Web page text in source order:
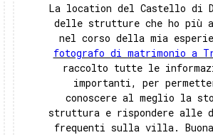
La location del Castello di
delle strutture che ho più
nel corso della mia
fotografo di matrimonio a
raccolto tutte le
importanti, per
conoscere al meglio la
struttura e rispondere alle
frequenti sulla villa.